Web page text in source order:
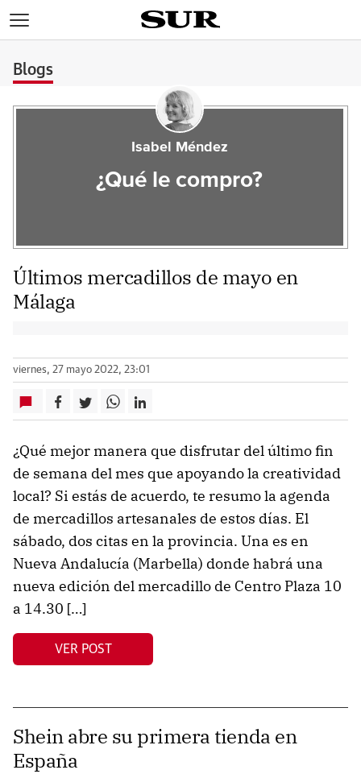
Blogs
Isabel Méndez
¿Qué le compro?
Últimos mercadillos de mayo en
Málaga
viernes, 27 mayo 2022, 23:01
¿Qué mejor manera que disfrutar del último fin
de semana del mes que apoyando la creatividad
local? Si estás de acuerdo, te resumo la agenda
de mercadillos artesanales de estos días. El
sábado, dos citas en la provincia. Una es en
Nueva Andalucía (Marbella) donde habrá una
nueva edición del mercadillo de Centro Plaza 10
a 14.30 […]
VER POST
Shein abre su primera tienda en
España